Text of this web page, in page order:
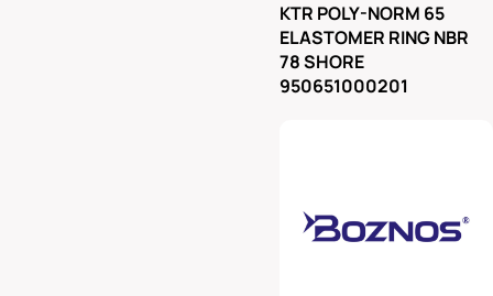
KTR POLY-NORM 65
ELASTOMER RING NBR
78 SHORE
950651000201